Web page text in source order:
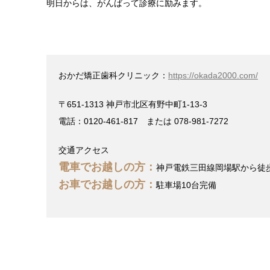
明日からは、がんばって診療に励みます。
おかだ矯正歯科クリニック： https://okada2000.com/
〒651-1313 神戸市北区有野中町1-13-3
電話：0120-461-817 または 078-981-7272
交通アクセス
電車でお越しの方： 神戸電鉄三田線岡場駅から徒
お車でお越しの方： 駐車場10台完備